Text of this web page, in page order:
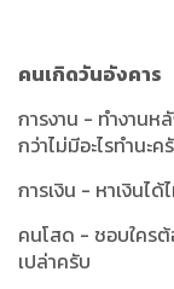
คนเกิดวันอังคาร
การงาน - ทำงานห
กว่าไม่มีอะไรทำนะค
การเงิน - หาเงินไ
คนโสด - ชอบใคร
เปล่าครับ